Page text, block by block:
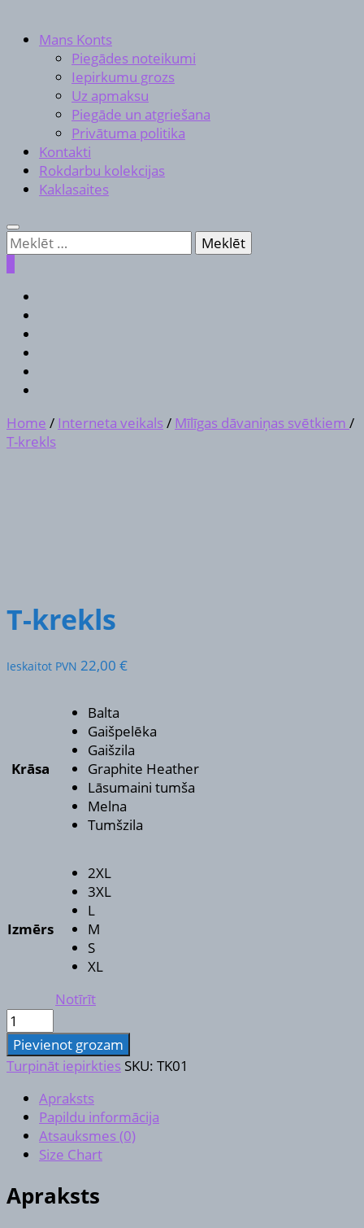
Mans Konts
Piegādes noteikumi
Iepirkumu grozs
Uz apmaksu
Piegāde un atgriešana
Privātuma politika
Kontakti
Rokdarbu kolekcijas
Kaklasaites
Meklēt:
Home / Interneta veikals/ Mīlīgas dāvaniņas svētkiem /
T-krekls
T-krekls
Ieskaitot PVN 22,00 €
Krāsa
Balta
Gaišpelēka
Gaišzila
Graphite Heather
Lāsumaini tumša
Melna
Tumšzila
Izmērs
2XL
3XL
L
M
S
XL
Notīrīt
T-
krekls
daudzums
Pievienot grozam
Turpināt iepirkties SKU: TK01
Apraksts
Papildu informācija
Atsauksmes (0)
Size Chart
Apraksts